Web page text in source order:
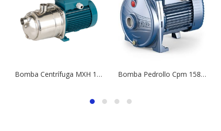
Bomba Centrífuga MXH 1604 | 4,0 HP | 380 V. Bomba Pedrollo Cpm 158 220v 1×1